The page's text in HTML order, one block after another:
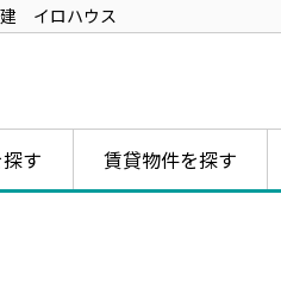
建 イロハウス
す 賃貸物件を探す